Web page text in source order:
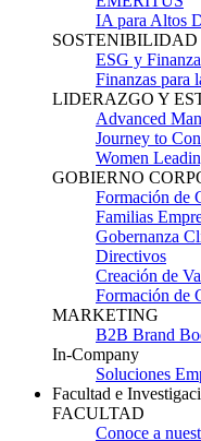
IA para Altos
SOSTENIBILIDAD
ESG y
Finanzas para
LIDERAZGO Y
Advanced
Journey to
Women
GOBIERNO
Formación de
Familias
Gobernanza
Directivos
Creación de
Formación de
MARKETING
B2B Brand
In-Company
Soluciones
Facultad e
FACULTAD
Conoce a